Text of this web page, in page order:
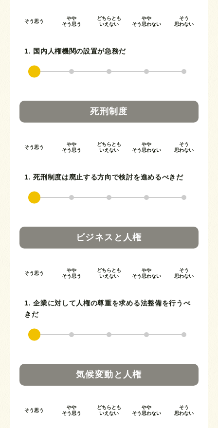
そう思う
やや
そう思う
どちらとも
いえない
やや
そう思わない
そう
思わない
1. 国内人権機関の設置が急務だ
死刑制度
そう思う
やや
そう思う
どちらとも
いえない
やや
そう思わない
そう
思わない
1. 死刑制度は廃止する方向で検討を進めるべきだ
ビジネスと人権
そう思う
やや
そう思う
どちらとも
いえない
やや
そう思わない
そう
思わない
1. 企業に対して人権の尊重を求める法整備を行うべ
きだ
気候変動と人権
そう思う
やや
そう思う
どちらとも
いえない
やや
そう思わない
そう
思わない